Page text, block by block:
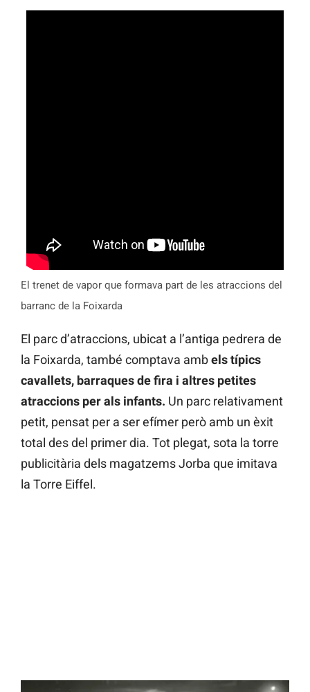
El trenet de vapor que formava part de les atraccions del
barranc de la Foixarda
El parc d’atraccions, ubicat a l’antiga pedrera de
la Foixarda, també comptava ambels típics
cavallets, barraques de fira i altres petites
atraccions per als infants. Un parc relativament
petit, pensat per a ser efímer però amb un èxit
total des del primer dia. Tot plegat, sota la torre
publicitària dels magatzems Jorba que imitava
la Torre Eiffel.